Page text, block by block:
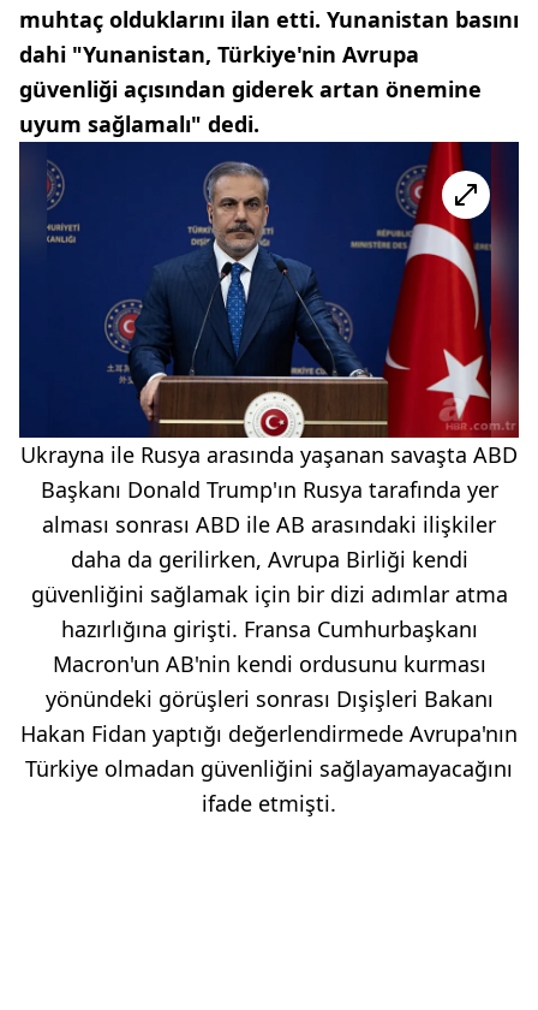
muhtaç olduklarını ilan etti. Yunanistan basını
dahi "Yunanistan, Türkiye'nin Avrupa
güvenliği açısından giderek artan önemine
uyum sağlamalı" dedi.
Ukrayna ile Rusya arasında yaşanan savaşta ABD
Başkanı Donald Trump'ın Rusya tarafında yer
alması sonrası ABD ile AB arasındaki ilişkiler
daha da gerilirken, Avrupa Birliği kendi
güvenliğini sağlamak için bir dizi adımlar atma
hazırlığına girişti. Fransa Cumhurbaşkanı
Macron'un AB'nin kendi ordusunu kurması
yönündeki görüşleri sonrası Dışişleri Bakanı
Hakan Fidan yaptığı değerlendirmede Avrupa'nın
Türkiye olmadan güvenliğini sağlayamayacağını
ifade etmişti.